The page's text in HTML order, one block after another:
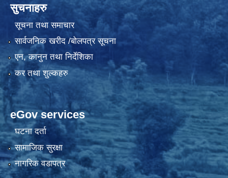
सुचनाहरु
सूचना तथा समाचार
सार्वजनिक खरीद /बोलपत्र सूचना
एन, कानुन तथा निर्देशिका
कर तथा शुल्कहरु
eGov services
घटना दर्ता
सामाजिक सुरक्षा
नागरिक वडापत्र